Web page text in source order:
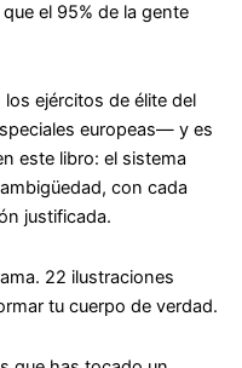
el 95% de la gente
ejércitos de élite del
europeas— y es
este libro: el sistema
con cada
justificada.
22 ilustraciones
tu cuerpo de verdad.